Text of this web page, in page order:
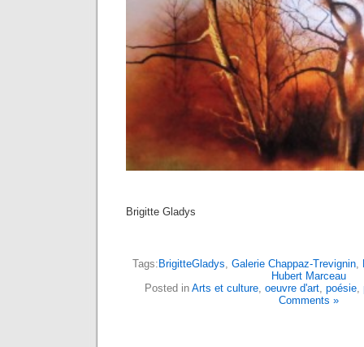
Brigitte Gladys
Tags: BrigitteGladys, Galerie Chappaz-Trevignin,
Hubert Marceau
Posted in Arts et culture, oeuvre d'art, poésie,
Comments »